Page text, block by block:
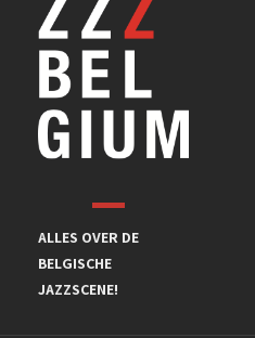
ALLES OVER DE
BELGISCHE
JAZZSCENE!